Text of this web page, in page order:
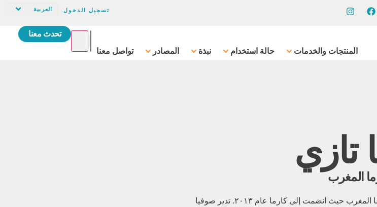
تسجيل الدخول العربية
المنتجات والخدمات حالة استخدام نبذة المصادر تواصل معنا
تحدث معنا
تازي
المغرب
تدير صوفيا شركة كارما المغرب حيث انضمت إلى كارما عام ٢٠١٣. تدير صوفيا